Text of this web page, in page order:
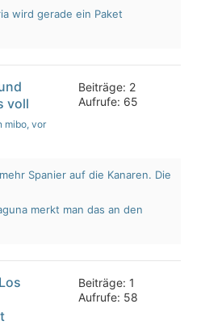
wird gerade ein Paket
voll
mibo, vor
Beiträge: 2
Aufrufe: 65
Spanier auf die Kanaren. Die
merkt man das an den
Beiträge: 1
Aufrufe: 58